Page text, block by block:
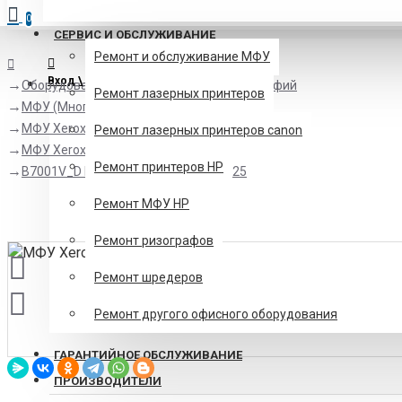
Вход \ Регистрация
СЕРВИС И ОБСЛУЖИВАНИЕ
Ремонт и обслуживание МФУ
Ремонт лазерных принтеров
Ремонт лазерных принтеров canon
Ремонт принтеров HP
Ремонт МФУ HP
Ремонт ризографов
Ремонт шредеров
Ремонт другого офисного оборудования
ГАРАНТИЙНОЕ ОБСЛУЖИВАНИЕ
ПРОИЗВОДИТЕЛИ
0
Оборудование для офисов и минитипографий
МФУ (Многофункциональные устройства)
МФУ Xerox
МФУ Xerox А3 цветные
B7001V_D МФУ Xerox VersaLink B7025